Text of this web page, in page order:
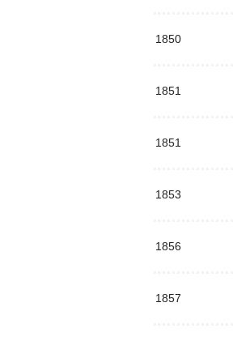
1850
1851
1851
1853
1856
1857